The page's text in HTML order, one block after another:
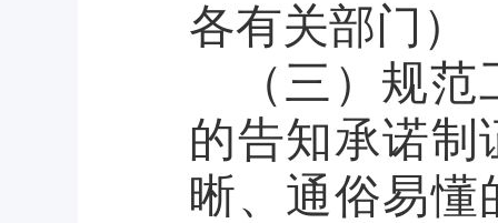
各有关部门 ）
（ 三）规范
的告知承诺制
晰、通俗易懂